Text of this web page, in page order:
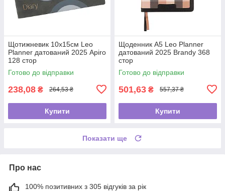
Щотижневик 10х15см Leo
Planner датований 2025 Apiro
128 стор
Готово до відправки
238,08 ₴ 264,53 ₴
Купити
Щоденник А5 Leo Planner
датований 2025 Brandy 368
стор
Готово до відправки
501,63 ₴ 557,37 ₴
Купити
Показати ще
Про нас
100% позитивних з 305 відгуків за рік